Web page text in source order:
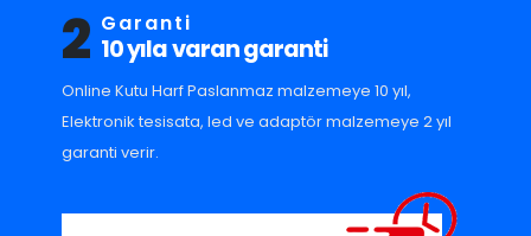
2 Garanti
10 yıla varan garanti
Online Kutu Harf Paslanmaz malzemeye 10 yıl,
Elektronik tesisata, led ve adaptör malzemeye 2 yıl
garanti verir.